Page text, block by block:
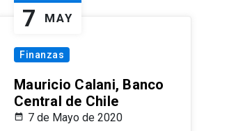
7 MAY
Finanzas
Mauricio Calani, Banco
Central de Chile
7 de Mayo de 2020